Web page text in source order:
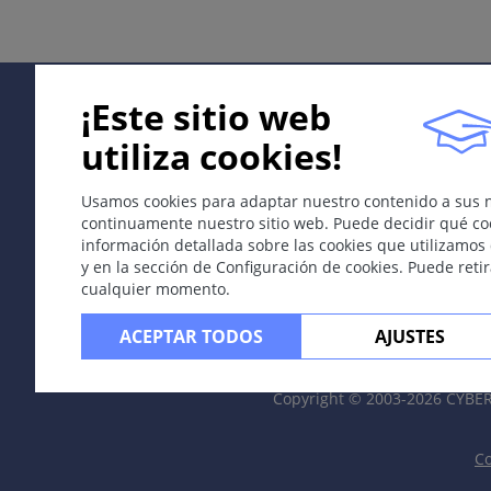
Tests
¿Verdadero o falso?
¿Qué afirmaciones son
¿Cuáles de las afirmaciones son
Afirmación 1 La enfermedad
Afirmación 1 El molluscum
¿Cuáles son los lugares favoritos
¿Cuál de estos grupos es más
El agente causal del molluscum
¡Este sitio web
utiliza cookies!
Usamos cookies para adaptar nuestro contenido a sus
continuamente nuestro sitio web. Puede decidir qué
información detallada sobre las cookies que
y en la sección de Configuración de cookies. Puede
cualquier momento.
ACEPTAR TODOS AJUSTES
Copyright © 2003-2026